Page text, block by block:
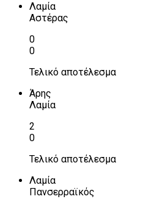
Λαμία
Αστέρας
0
0
Τελικό αποτέλεσμα
Άρης
Λαμία
2
0
Τελικό αποτέλεσμα
Λαμία
Πανσερραϊκός